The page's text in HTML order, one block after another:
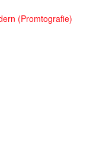
(Promtografie)